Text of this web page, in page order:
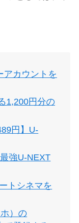
アカウントを
1,200円分の
円】U-
強U-NEXT
トシネマを
）の